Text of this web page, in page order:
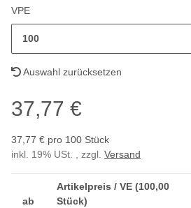
VPE
100
Auswahl zurücksetzen
37,77 €
37,77 € pro 100 Stück
inkl. 19% USt. , zzgl. Versand
ab
Artikelpreis / VE (100,00
Stück)